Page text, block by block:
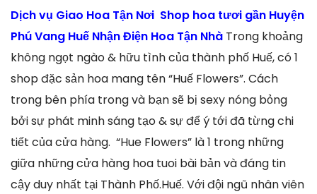
Dịch vụ Giao Hoa Tận Nơi Shop hoa tươi gần Huyện
Phú Vang Huế Nhận Điện Hoa Tận Nhà Trong khoảng
không ngọt ngào & hữu tình của thành phố Huế, có 1
shop đặc sản hoa mang tên “Huế Flowers”. Cách
trong bên phía trong và bạn sẽ bị sexy nóng bỏng
bởi sự phát minh sáng tạo & sự để ý tới đã từng chi
tiết của cửa hàng. “Hue Flowers” là 1 trong những
giữa những cửa hàng hoa tuoi bài bản và đáng tin
cậy duy nhất tại Thành Phố.Huế. Với đội ngũ nhân viên